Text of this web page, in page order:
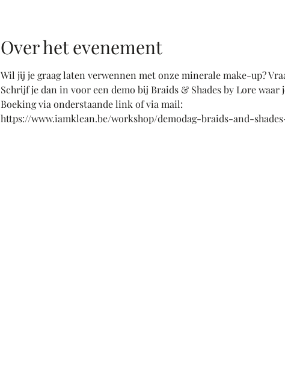
Over het evenement
Wil jij je graag laten verwennen met onze minerale make-up?
Schrijf je dan in voor een demo bij Braids & Shades by Lore
Boeking via onderstaande link of via mail:
https://www.iamklean.be/workshop/demodag-braids-and-